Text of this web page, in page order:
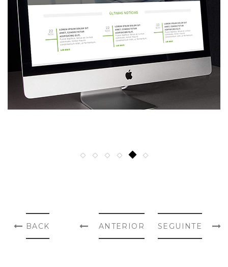
BACK SEGUINTE
ANTERIOR